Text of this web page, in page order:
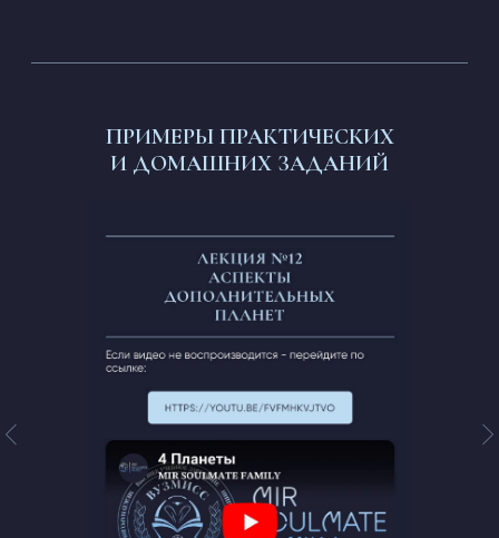
ПРИМЕРЫ ПРАКТИЧЕСКИХ
И ДОМАШНИХ ЗАДАНИЙ